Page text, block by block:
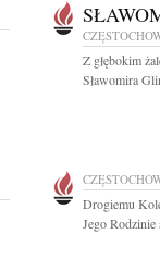
Z głębokim
Sławomira
Drogiemu
Jego Rodzinie